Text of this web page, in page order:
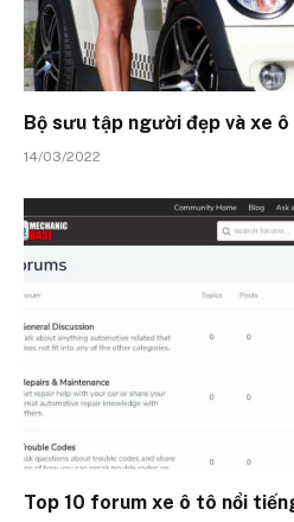
Bộ sưu tập người đẹp và xe
14/03/2022
Top 10 forum xe ô tô nổi